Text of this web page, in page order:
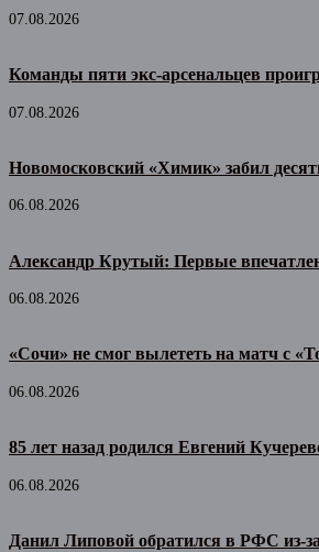
07.08.2026
Команды пяти экс-арсенальцев
07.08.2026
Новомосковский «Химик» забил
06.08.2026
Александр Крутый: Первые
06.08.2026
«Сочи» не смог вылететь на матч с
06.08.2026
85 лет назад родился Евгений
06.08.2026
Данил Липовой обратился в РФС из-